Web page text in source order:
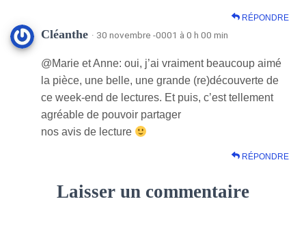
RÉPONDRE
Cléanthe · 30 novembre -0001 à 0 h 00 min
@Marie et Anne: oui, j’ai vraiment beaucoup aimé
la pièce, une belle, une grande (re)découverte de
ce week-end de lectures. Et puis, c’est tellement
agréable de pouvoir partager
nos avis de lecture
RÉPONDRE
Laisser un commentaire